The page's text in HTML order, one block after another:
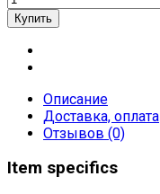
Описание
Доставка, оплата
Отзывов (0)
Item specifics